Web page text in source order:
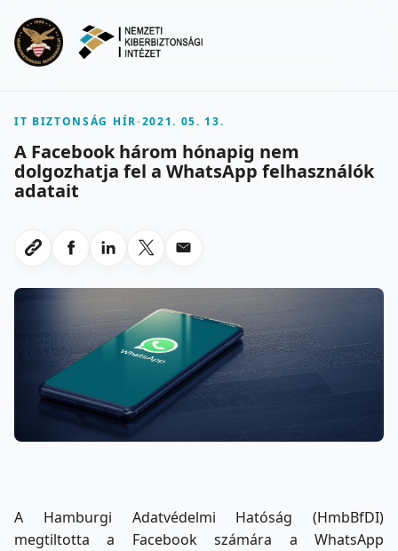
IT BIZTONSÁG HÍR-2021. 05. 13.
A Facebook három hónapig nem
dolgozhatja fel a WhatsApp felhasználók
adatait
Link masolasa
Megosztas Facebookon
Megosztas LinkedInen
Megosztas X-en
Megosztas emailben
A Hamburgi Adatvédelmi Hatóság (HmbBfDI)
megtiltotta a Facebook számára a WhatsApp